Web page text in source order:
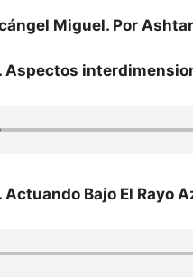
Miguel. Por Ashtar
Aspectos
Bajo El Rayo